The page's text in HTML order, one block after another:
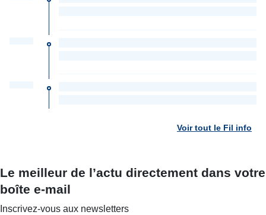
Voir tout le Fil info
Le meilleur de l’actu directement dans votre
boîte e-mail
Inscrivez-vous aux newsletters